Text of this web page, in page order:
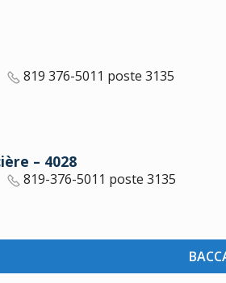
819 376-5011 poste 3135
– 4028
819-376-5011 poste 3135